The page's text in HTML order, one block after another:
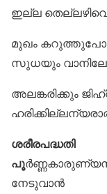
ഇല്ല
മുഖം കറുത്തുപോയ്
സുധയും
അലങ്കരിക്കും
ശരീരപദ്ധതി
പൂ
നേടുവാൻ